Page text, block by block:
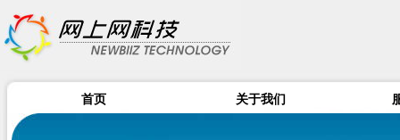
首页 关于我们